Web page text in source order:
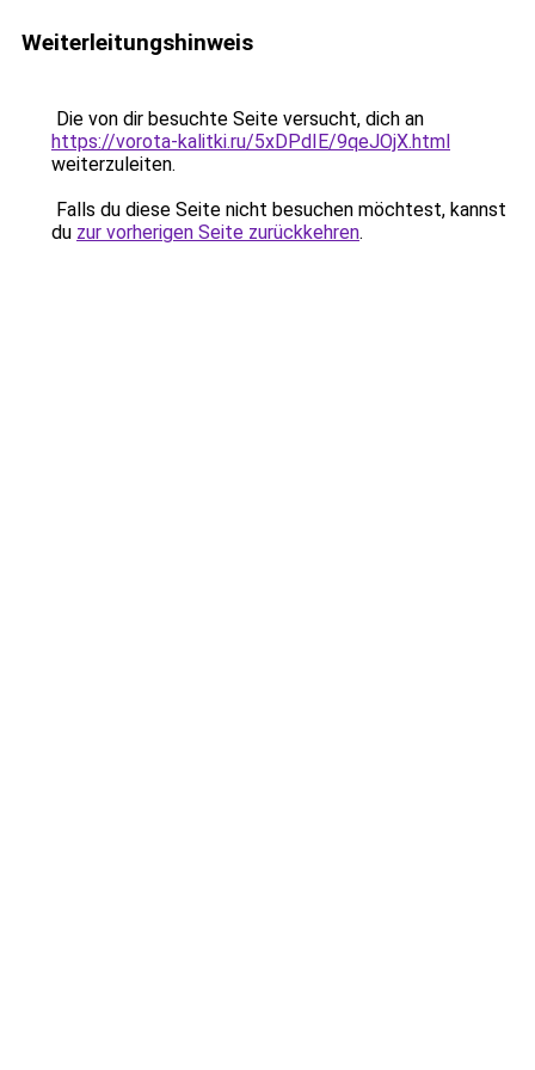
Weiterleitungshinweis
Die von dir besuchte Seite versucht, dich an
https://vorota-kalitki.ru/5xDPdIE/9qeJOjX.html
weiterzuleiten.
Falls du diese Seite nicht besuchen möchtest, kannst
du zur vorherigen Seite zurückkehren.